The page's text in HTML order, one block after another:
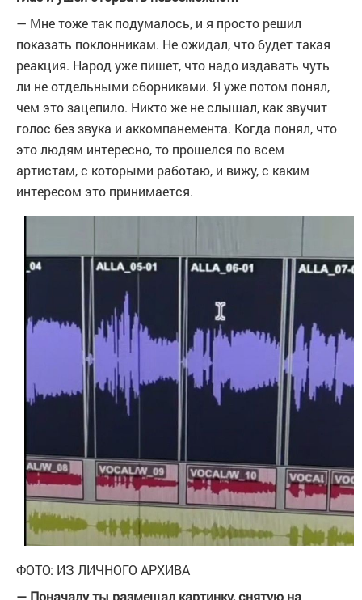
— Мне тоже так подумалось, и я просто решил
показать поклонникам. Не ожидал, что будет такая
реакция. Народ уже пишет, что надо издавать чуть
ли не отдельными сборниками. Я уже потом понял,
чем это зацепило. Никто же не слышал, как звучит
голос без звука и аккомпанемента. Когда понял, что
это людям интересно, то прошелся по всем
артистам, с которыми работаю, и вижу, с каким
интересом это принимается.
ФОТО: ИЗ ЛИЧНОГО АРХИВА
— Поначалу ты размещал картинку, снятую на